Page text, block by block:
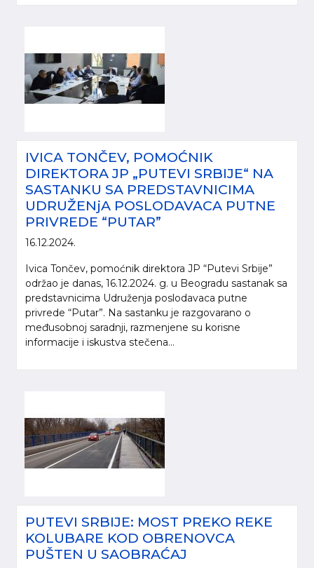
IVICA TONČEV, POMOĆNIK
DIREKTORA JP „PUTEVI SRBIJE“ NA
SASTANKU SA PREDSTAVNICIMA
UDRUŽENjA POSLODAVACA PUTNE
PRIVREDE “PUTAR”
16.12.2024.
Ivica Tončev, pomoćnik direktora JP “Putevi Srbije”
održao je danas, 16.12.2024. g. u Beogradu sastanak sa
predstavnicima Udruženja poslodavaca putne
privrede “Putar”. Na sastanku je razgovarano o
međusobnoj saradnji, razmenjene su korisne
informacije i iskustva stečena...
PUTEVI SRBIJE: MOST PREKO REKE
KOLUBARE KOD OBRENOVCA
PUŠTEN U SAOBRAĆAJ